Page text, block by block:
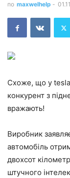
по maxwelhelp -
Схоже, що у tesla
конкурент з
вражають!
Виробник
автомобіль
двохсот
штучного